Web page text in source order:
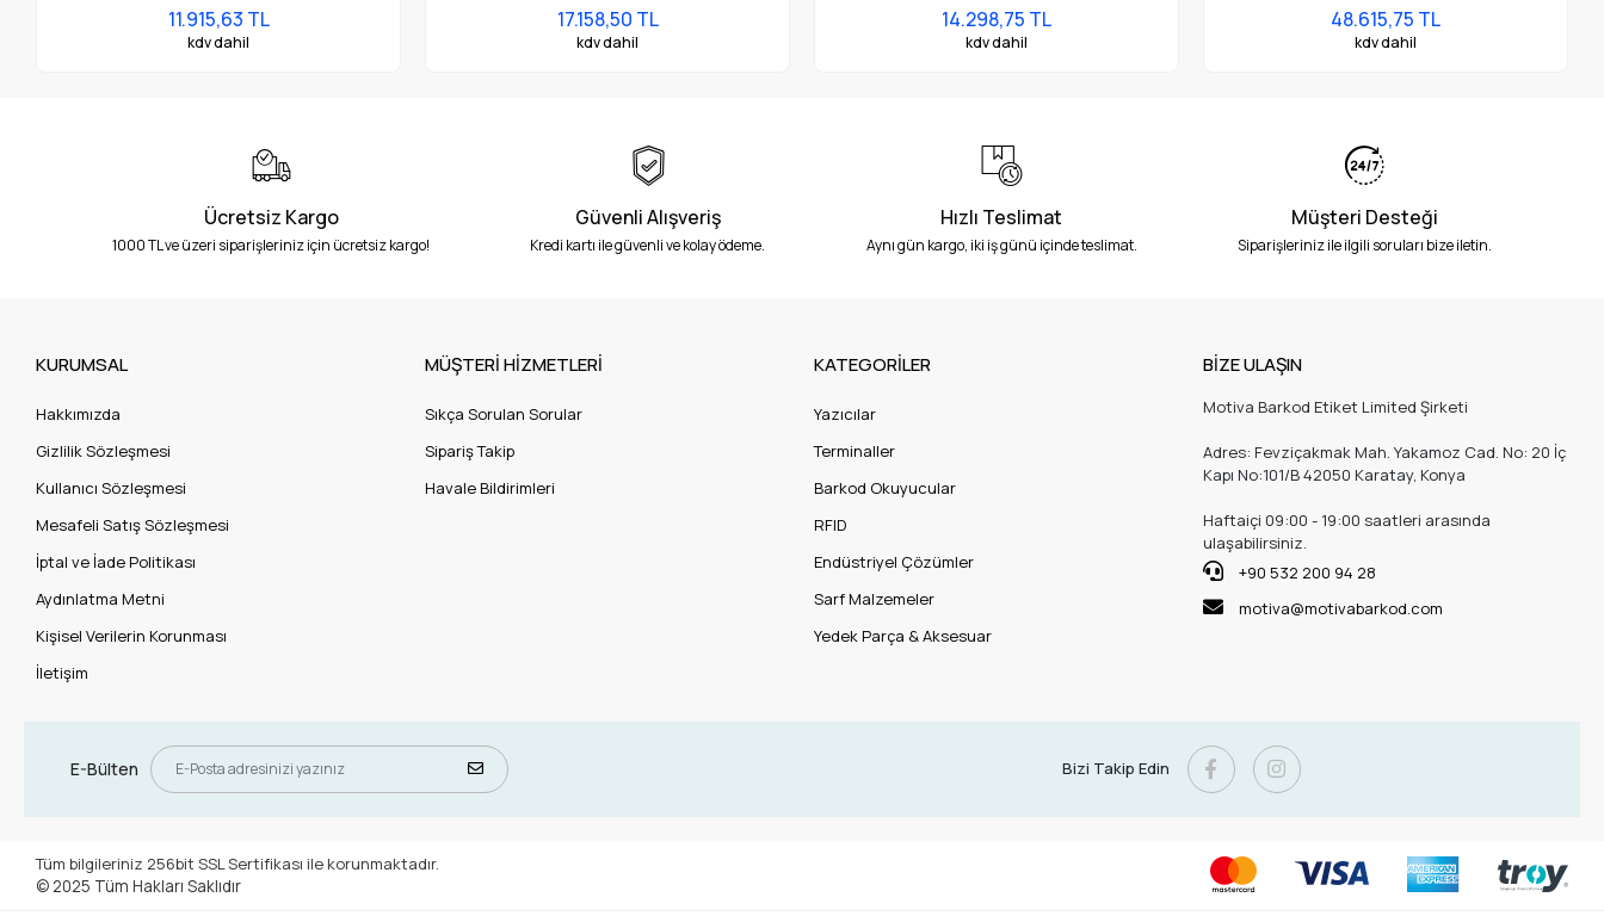
11.915,63 TL
kdv dahil
17.158,50 TL
kdv dahil
14.298,75 TL
kdv dahil
48.615,75 TL
kdv dahil
Ücretsiz Kargo
1000 TL ve üzeri siparişleriniz için ücretsiz kargo!
Güvenli Alışveriş
Kredi kartı ile güvenli ve kolay ödeme.
Hızlı Teslimat
Aynı gün kargo, iki iş günü içinde teslimat.
Müşteri Desteği
Siparişleriniz ile ilgili soruları bize iletin.
KURUMSAL
Hakkımızda
Gizlilik Sözleşmesi
Kullanıcı Sözleşmesi
Mesafeli Satış Sözleşmesi
İptal ve İade Politikası
Aydınlatma Metni
Kişisel Verilerin Korunması
İletişim
MÜŞTERİ HİZMETLERİ
Sıkça Sorulan Sorular
Sipariş Takip
Havale Bildirimleri
KATEGORİLER
Yazıcılar
Terminaller
Barkod Okuyucular
RFID
Endüstriyel Çözümler
Sarf Malzemeler
Yedek Parça & Aksesuar
BİZE ULAŞIN
Motiva Barkod Etiket Limited Şirketi
Adres: Fevziçakmak Mah. Yakamoz Cad. No: 20 İç
Kapı No:101/B 42050 Karatay, Konya
Haftaiçi 09:00 - 19:00 saatleri arasında
ulaşabilirsiniz.
+90 532 200 94 28
motiva@motivabarkod.com
E-Bülten Bizi Takip Edin
Tüm bilgileriniz 256bit SSL Sertifikası ile korunmaktadır.
© 2025 Tüm Hakları Saklıdır